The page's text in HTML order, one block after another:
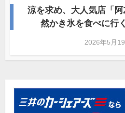
涼を求め、大人気店「
然かき氷を食べに行
2026年5月19